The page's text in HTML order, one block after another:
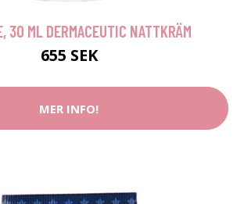
30 ML DERMACEUTIC NATTKRÄM
655 SEK
MER INFO!